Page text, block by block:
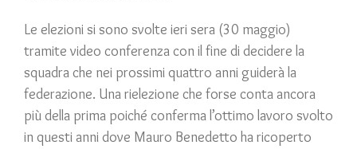
Le elezioni si sono svolte ieri sera (30 maggio)
tramite video conferenza con il fine di decidere la
squadra che nei prossimi quattro anni guiderà la
federazione. Una rielezione che forse conta ancora
più della prima poiché conferma l’ottimo lavoro svolto
in questi anni dove Mauro Benedetto ha ricoperto